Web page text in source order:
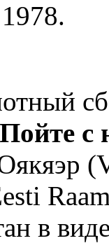
Пойте с
Оякяэр
в